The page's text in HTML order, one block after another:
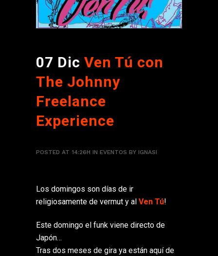
07 Dic Ven Tú con
The Johnny
Freelance
Experience
POSTED AT 14:26H IN EVENTOS BY IGNASI
Los domingos son días de ir
religiosamente de vermut y al Ven Tú!
Este domingo el funk viene directo de
Japón…
Tras dos meses de gira ya están aquí de